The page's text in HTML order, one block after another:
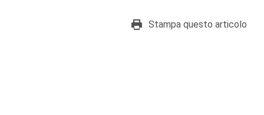
Stampa questo articolo